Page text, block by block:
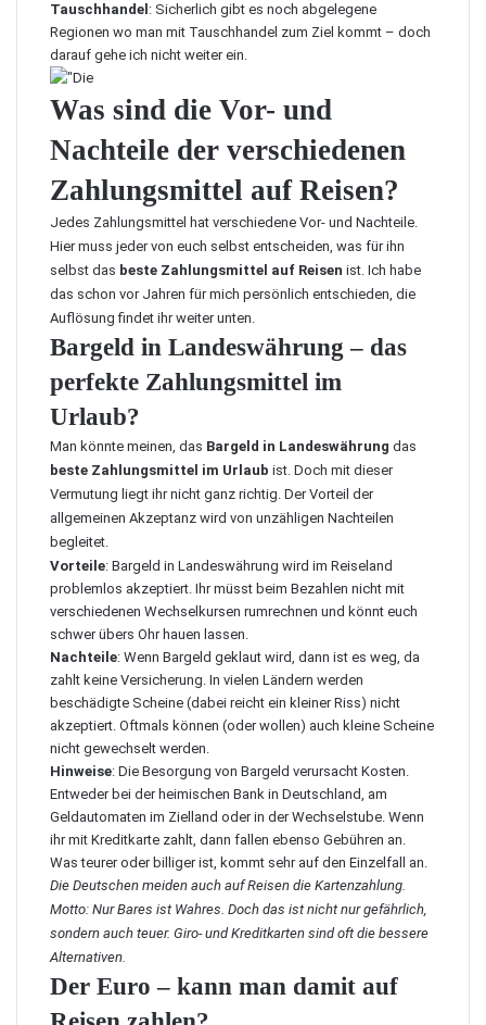
Tauschhandel : Sicherlich gibt es noch abgelegene
Regionen wo man mit Tauschhandel zum Ziel kommt – doch
darauf gehe ich nicht weiter ein.
Was sind die Vor- und
Nachteile der verschiedenen
Zahlungsmittel auf Reisen?
Jedes Zahlungsmittel hat verschiedene Vor- und Nachteile.
Hier muss jeder von euch selbst entscheiden, was für ihn
selbst das beste Zahlungsmittel auf Reisen ist. Ich habe
das schon vor Jahren für mich persönlich entschieden, die
Auflösung findet ihr weiter unten.
Bargeld in Landeswährung – das
perfekte Zahlungsmittel im
Urlaub?
Man könnte meinen, das Bargeld in Landeswährung das
beste Zahlungsmittel im Urlaub ist. Doch mit dieser
Vermutung liegt ihr nicht ganz richtig. Der Vorteil der
allgemeinen Akzeptanz wird von unzähligen Nachteilen
begleitet.
Vorteile: Bargeld in Landeswährung wird im Reiseland
problemlos akzeptiert. Ihr müsst beim Bezahlen nicht mit
verschiedenen Wechselkursen rumrechnen und könnt euch
schwer übers Ohr hauen lassen.
Nachteile: Wenn Bargeld geklaut wird, dann ist es weg, da
zahlt keine Versicherung. In vielen Ländern werden
beschädigte Scheine (dabei reicht ein kleiner Riss) nicht
akzeptiert. Oftmals können (oder wollen) auch kleine Scheine
nicht gewechselt werden.
Hinweise: Die Besorgung von Bargeld verursacht Kosten.
Entweder bei der heimischen Bank in Deutschland, am
Geldautomaten im Zielland oder in der Wechselstube. Wenn
ihr mit Kreditkarte zahlt, dann fallen ebenso Gebühren an.
Was teurer oder billiger ist, kommt sehr auf den Einzelfall an.
Die Deutschen meiden auch auf Reisen die Kartenzahlung.
Motto: Nur Bares ist Wahres. Doch das ist nicht nur gefährlich,
sondern auch teuer. Giro- und Kreditkarten sind oft die bessere
Alternativen.
Der Euro – kann man damit auf